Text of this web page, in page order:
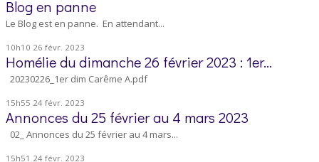
Blog en panne
Le Blog est en panne. En attendant...
10h10 26 févr. 2023
Homélie du dimanche 26 février 2023 : 1er...
20230226_1er dim Carême A.pdf
15h55 24 févr. 2023
Annonces du 25 février au 4 mars 2023
02_ Annonces du 25 février au 4 mars...
15h51 24 févr. 2023